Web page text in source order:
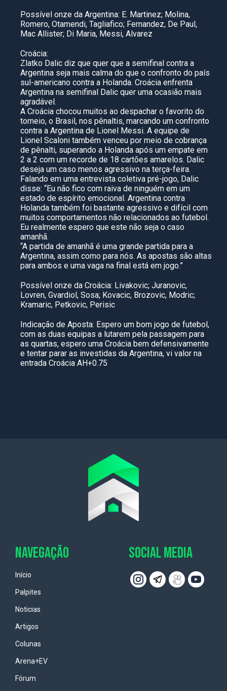
Possível onze da Argentina: E. Martinez; Molina,
Romero, Otamendi, Tagliafico; Fernandez, De Paul,
Mac Allister; Di Maria, Messi, Alvarez
Croácia:
Zlatko Dalic diz que quer que a semifinal contra a
Argentina seja mais calma do que o confronto do país
sul-americano contra a Holanda. Croácia enfrenta
Argentina na semifinal Dalic quer uma ocasião mais
agradável.
A Croácia chocou muitos ao despachar o favorito do
torneio, o Brasil, nos pênaltis, marcando um confronto
contra a Argentina de Lionel Messi. A equipe de
Lionel Scaloni também venceu por meio de cobrança
de pênalti, superando a Holanda após um empate em
2 a 2 com um recorde de 18 cartões amarelos. Dalic
deseja um caso menos agressivo na terça-feira.
Falando em uma entrevista coletiva pré-jogo, Dalic
disse: “Eu não fico com raiva de ninguém em um
estado de espírito emocional. Argentina contra
Holanda também foi bastante agressivo e difícil com
muitos comportamentos não relacionados ao futebol.
Eu realmente espero que este não seja o caso
amanhã.
“A partida de amanhã é uma grande partida para a
Argentina, assim como para nós. As apostas são altas
para ambos e uma vaga na final está em jogo.”
Possível onze da Croácia: Livakovic; Juranovic,
Lovren, Gvardiol, Sosa; Kovacic, Brozovic, Modric;
Kramaric, Petkovic, Perisic
Indicação de Aposta: Espero um bom jogo de futebol,
com as duas equipas a lutarem pela passagem para
as quartas, espero uma Croácia bem defensivamente
e tentar parar as investidas da Argentina, vi valor na
entrada Croácia AH+0.75
NAVEGAÇÃO
Início
Palpites
Noticias
Artigos
Colunas
Arena+EV
Fórum
SOCIAL MEDIA